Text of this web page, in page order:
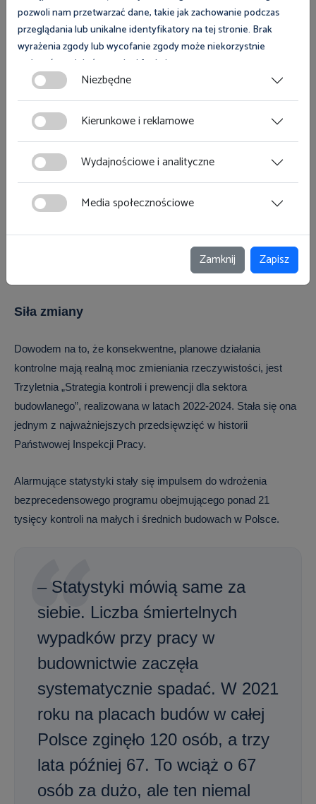
to są to sytuacje, w których bez
dowodów, bez analizy
technicznej, zespoły
powypadkowe wpisują do
protokołów „rażące niedbalstwo
pracownika”. Robią to, by zdjąć
odpowiedzialność z organizacji
– podsumował Główny
Inspektor Pracy Marcin
Stanecki.
Siła zmiany
Dowodem na to, że konsekwentne, planowe działania
kontrolne mają realną moc zmieniania rzeczywistości, jest
Trzyletnia „Strategia kontroli i prewencji dla sektora
budowlanego”, realizowana w latach 2022-2024. Stała się ona
jednym z najważniejszych przedsięwzięć w historii
Państwowej Inspekcji Pracy.
Alarmujące statystyki stały się impulsem do wdrożenia
bezprecedensowego programu obejmującego ponad 21
tysięcy kontroli na małych i średnich budowach w Polsce.
– Statystyki mówią same za
siebie. Liczba śmiertelnych
wypadków przy pracy w
budownictwie zaczęła
systematycznie spadać. W 2021
roku na placach budów w całej
Polsce zginęło 120 osób, a trzy
lata później 67. To wciąż o 67
osób za dużo, ale ten niemal
pozwoli nam przetwarzać dane, takie jak zachowanie podczas
przeglądania lub unikalne identyfikatory na tej stronie. Brak
wyrażenia zgody lub wycofanie zgody może niekorzystnie
wpłynąć na niektóre cechy i funkcje.
Zgoda na pliki cookies jest dobrowolna i można ją wycofać lub
zmodyfikować w dowolnym momencie klikając w przycisk
ciasteczka w lewym dolnym rogu strony. Więcej informacji
znajdziesz w
Niezbędne
Kierunkowe i reklamowe
Wydajnościowe i analityczne
Media społecznościowe
Zamknij Zapisz